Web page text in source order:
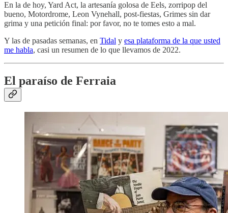
En la de hoy, Yard Act, la artesanía golosa de Eels, zorripop del
bueno, Motordrome, Leon Vynehall, post-fiestas, Grimes sin dar
grima y una petición final: por favor, no te tomes esto a mal.
Y las de pasadas semanas, en Tidal y esa plataforma de la que usted
me habla, casi un resumen de lo que llevamos de 2022.
El paraíso de Ferraia